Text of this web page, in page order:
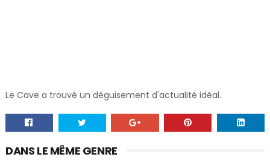
Le Cave a trouvé un déguisement d'actualité idéal.
DANS LE MÊME GENRE